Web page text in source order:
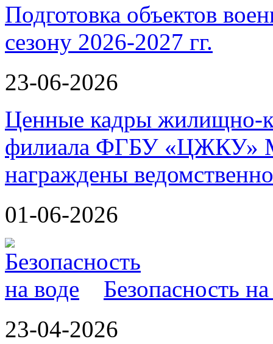
Подготовка объектов
сезону 2026-2027 гг.
23-06-2026
Ценные кадры жилищно-
филиала ФГБУ «ЦЖКУ»
награждены
01-06-2026
Безопасность
23-04-2026